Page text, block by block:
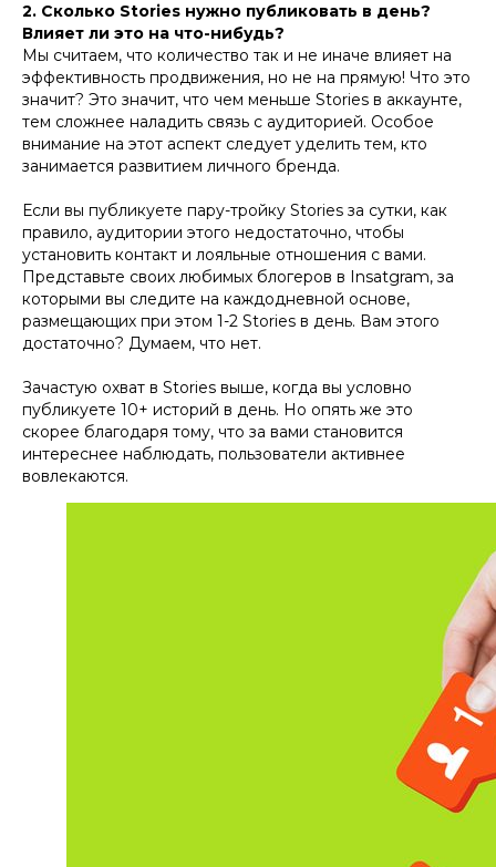
2. Сколько Stories нужно публиковать в день?
Влияет ли это на что-нибудь?
Мы считаем, что количество так и не иначе влияет на
эффективность продвижения, но не на прямую! Что это
значит? Это значит, что чем меньше Stories в аккаунте,
тем сложнее наладить связь с аудиторией. Особое
внимание на этот аспект следует уделить тем, кто
занимается развитием личного бренда.
Если вы публикуете пару-тройку Stories за сутки, как
правило, аудитории этого недостаточно, чтобы
установить контакт и лояльные отношения с вами.
Представьте своих любимых блогеров в Insatgram, за
которыми вы следите на каждодневной основе,
размещающих при этом 1-2 Stories в день. Вам этого
достаточно? Думаем, что нет.
Зачастую охват в Stories выше, когда вы условно
публикуете 10+ историй в день. Но опять же это
скорее благодаря тому, что за вами становится
интереснее наблюдать, пользователи активнее
вовлекаются.